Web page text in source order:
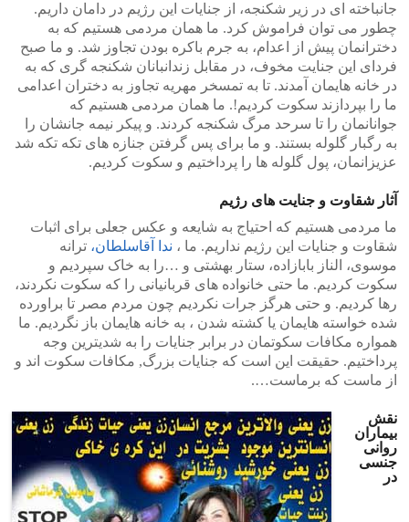
جانباخته ای در زیر شکنجه، از جنایات این رژیم در دامان داریم.
چطور می توان فراموش کرد. ما همان مردمی هستیم که به
دخترانمان پیش از اعدام، به جرم باکره بودن تجاوز شد. و ما صبح
فردای این جنایت مخوف، در مقابل زندانبانان شکنجه گری که به
در خانه هایمان آمدند. تا به تمسخر مهریه تجاوز به دختران اعدامی
ما را بپردازند سکوت کردیم!. ما همان مردمی هستیم که
جوانانمان را تا سرحد مرگ شکنجه کردند. و پیکر نیمه جانشان را
به رگبار گلوله بستند. و ما برای پس گرفتن جنازه های تکه تکه شد
عزیزانمان، پول گلوله ها را پرداختیم و سکوت کردیم.
آثار شقاوت و جنایت های رژیم
ما مردمی هستیم که احتیاج به شایعه و عکس جعلی برای اثبات
شقاوت و جنایات این رژیم نداریم. ما ، ندا آقاسلطان، ترانه
موسوی، الناز بابازاده، ستار بهشتی و …را به خاک سپردیم و
سکوت کردیم. ما حتی خانواده های قربانیانی را که سکوت نکردند،
رها کردیم. و حتی هرگز جرات نکردیم چون مردم مصر تا براورده
شده خواسته هایمان یا کشته شدن ، به خانه هایمان باز نگردیم. ما
همواره مکافات سکوتمان در برابر جنایات را به شدیترین وجه
پرداختیم. حقیقت این است که جنایات بزرگ, مکافات سکوت اند و
از ماست که برماست….
نقش
بیماران
روانی
جنسی
در